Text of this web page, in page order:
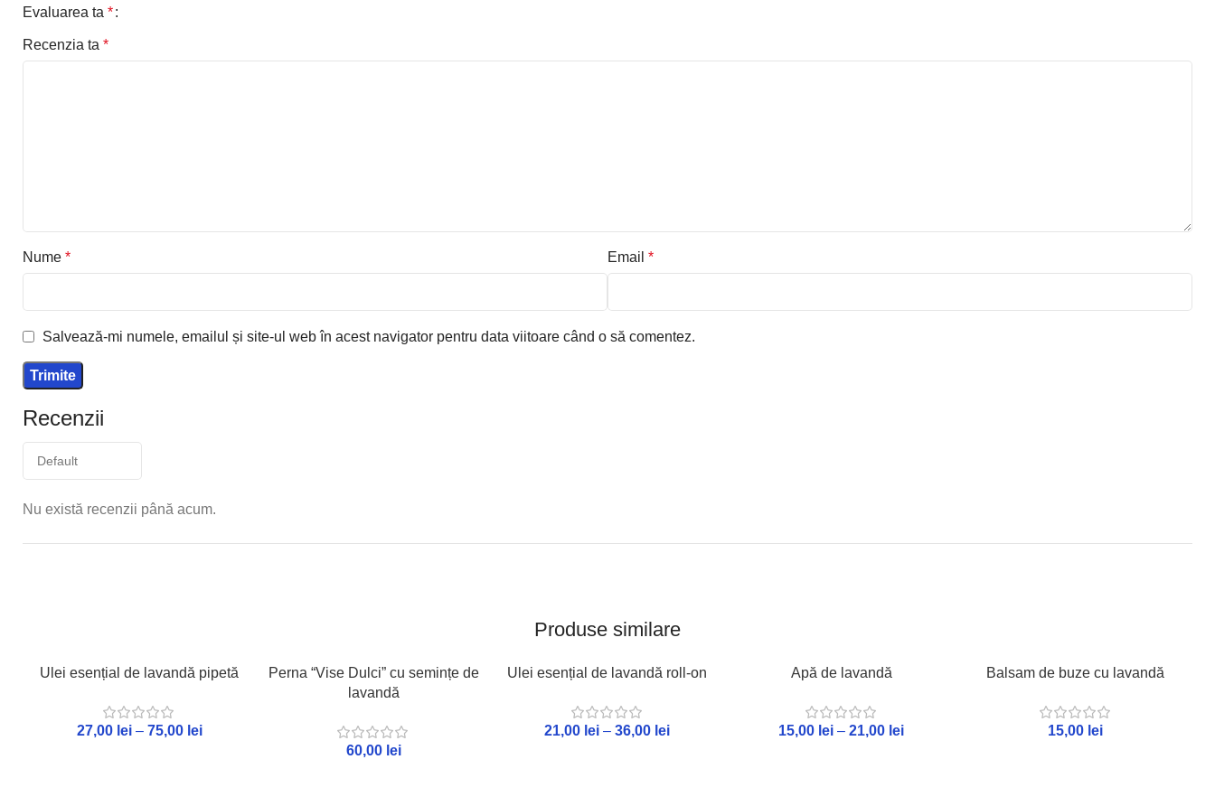
Recenzii
Nu există recenzii până acum.
Evaluarea ta *
Recenzia ta *
Nume * Email *
Salvează-mi numele, emailul și site-ul web în acest navigator pentru data viitoare când o să comentez.
Produse similare
Ulei esențial de lavandă pipetă
27,00 lei – 75,00 lei
Perna “Vise Dulci” cu semințe de
lavandă
60,00 lei
Ulei esențial de lavandă roll-on
21,00 lei – 36,00 lei
Apă de lavandă
15,00 lei – 21,00 lei
Balsam de buze cu lavandă
15,00 lei